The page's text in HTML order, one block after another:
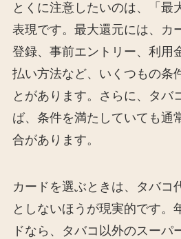
とくに注意したいのは、「最
表現です。最大還元には、カ
登録、事前エントリー、利用
払い方法など、いくつもの条
とがあります。さらに、タバ
ば、条件を満たしていても通
合があります。
カードを選ぶときは、タバコ
としないほうが現実的です。
ドなら、タバコ以外のスーパ